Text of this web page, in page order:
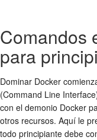
Comandos
para
Dominar Docker
(Command Line
con el demonio Docker
otros recursos. Aquí le
todo principiante debe